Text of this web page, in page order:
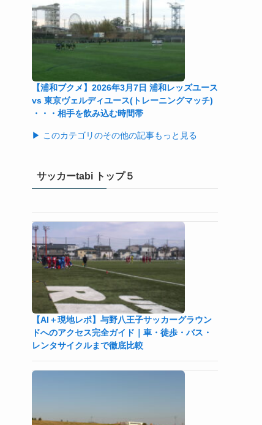
【浦和ブクメ】2026年3月7日 浦和レッズユース
vs 東京ヴェルディユース(トレーニングマッチ)
・・・相手を飲み込む時間帯
▶ このカテゴリのその他の記事もっと見る
サッカーtabi トップ５
【AI＋現地レポ】与野八王子󠁣󠁴󠁿󠁣󠁴󠁿サッカーグラウン
ドへのアクセス完全ガイド｜車・徒歩・バス・
レンタサイクルまで徹底比較